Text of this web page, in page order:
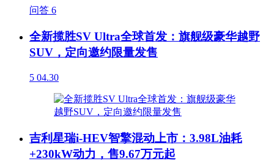
问答 6
全新揽胜SV Ultra全球首发：旗舰级豪华越野
SUV，定向邀约限量发售
5 04.30
吉利星瑞i-HEV智擎混动上市：3.98L油耗
+230kW动力，售9.67万元起